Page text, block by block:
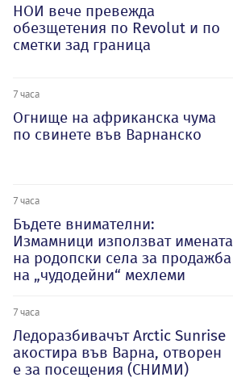
НОИ вече превежда
обезщетения по Revolut и по
сметки зад граница
7 часа
Огнище на африканска чума
по свинете във Варнанско
7 часа
Бъдете внимателни:
Измамници използват имената
на родопски села за продажба
на „чудодейни“ мехлеми
7 часа
Ледоразбивачът Arctic Sunrise
акостира във Варна, отворен
е за посещения (СНИМИ)